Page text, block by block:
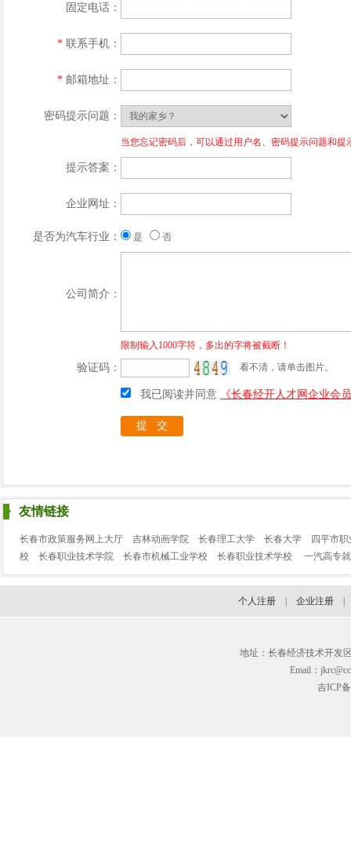
固定电话：
* 联系手机：
* 邮箱地址：
密码提示问题：
当您忘记密码后，可以通过用户名、密码提示问题和提
提示答案：
企业网址：
是否为汽车行业： 是 否
公司简介：
限制输入1000字符，多出的字将被截断！
验证码： 看不清，请单击图片。
我已阅读并同意 《长春经开人才网企业会
友情链接
长春市政策服务网上大厅 吉林动画学院 长春理工大学 长春大学
四平市
校
长春职业技术学院 长春市机械工业学校 长春职业技术学校 一汽高专
个人注册 企业注册
地址：长春经济技术开发
Email：
吉ICP